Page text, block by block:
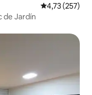
Évaluation
4,73 (257)
de Jardín